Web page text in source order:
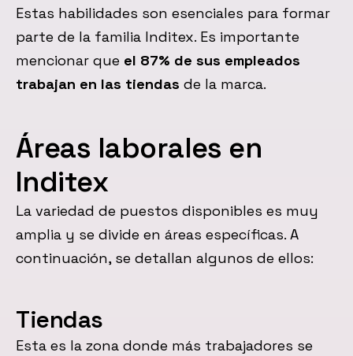
Estas habilidades son esenciales para formar
parte de la familia Inditex. Es importante
mencionar que el 87% de sus empleados
trabajan en las tiendas de la marca.
Áreas laborales en
Inditex
La variedad de puestos disponibles es muy
amplia y se divide en áreas específicas. A
continuación, se detallan algunos de ellos:
Tiendas
Esta es la zona donde más trabajadores se